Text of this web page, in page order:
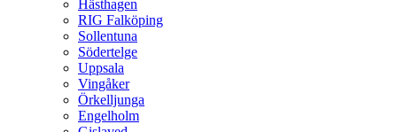
Hästhagen
RIG Falköping
Sollentuna
Södertelge
Uppsala
Vingåker
Örkelljunga
Engelholm